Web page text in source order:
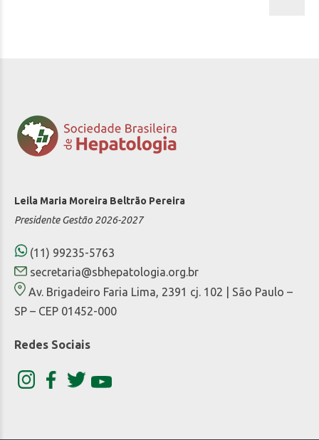
Leila Maria Moreira Beltrão Pereira
Presidente Gestão 2026-2027
(11) 99235-5763
secretaria@sbhepatologia.org.br
Av. Brigadeiro Faria Lima, 2391 cj. 102 | São Paulo –
SP – CEP 01452-000
Redes Sociais